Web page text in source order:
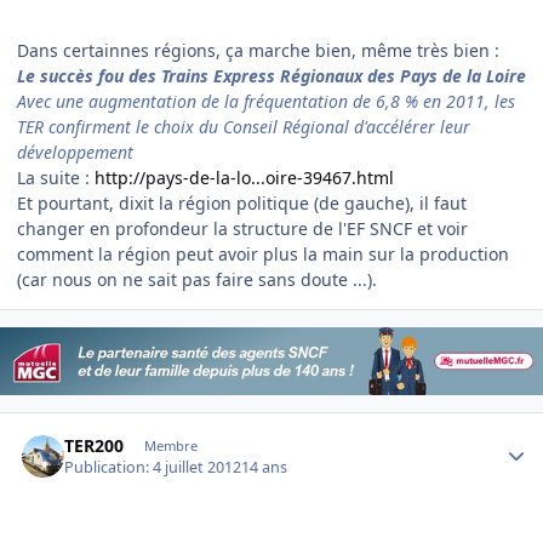
Dans certainnes régions, ça marche bien, même très bien :
Le succès fou des Trains Express Régionaux des Pays de la Loire
Avec une augmentation de la fréquentation de 6,8 % en 2011, les
TER confirment le choix du Conseil Régional d'accélérer leur
développement
La suite : http://pays-de-la-lo...oire-39467.html
Et pourtant, dixit la région politique (de gauche), il faut
changer en profondeur la structure de l'EF SNCF et voir
comment la région peut avoir plus la main sur la production
(car nous on ne sait pas faire sans doute ...).
TER200 Membre
Publication:4 juillet 201214 ans